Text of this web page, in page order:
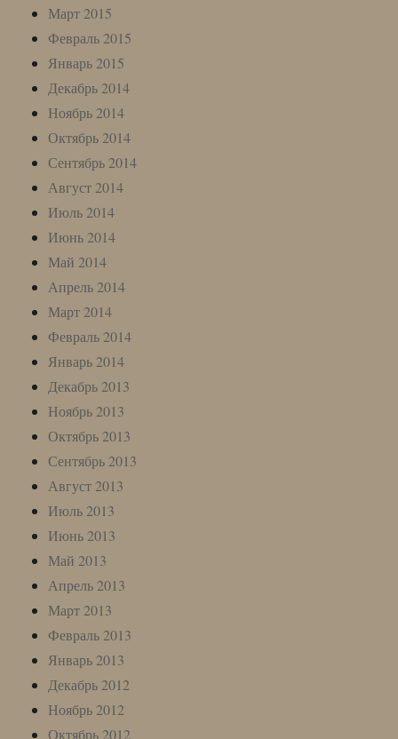
Март 2015
Февраль 2015
Январь 2015
Декабрь 2014
Ноябрь 2014
Октябрь 2014
Сентябрь 2014
Август 2014
Июль 2014
Июнь 2014
Май 2014
Апрель 2014
Март 2014
Февраль 2014
Январь 2014
Декабрь 2013
Ноябрь 2013
Октябрь 2013
Сентябрь 2013
Август 2013
Июль 2013
Июнь 2013
Май 2013
Апрель 2013
Март 2013
Февраль 2013
Январь 2013
Декабрь 2012
Ноябрь 2012
Октябрь 2012